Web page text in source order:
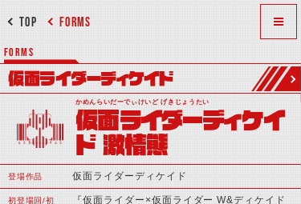
FORMS
TOP
FORMS
仮面ライダーディケイド
かめんらいだーでぃけいど げきじょうたい
仮面ライダーディケイ
ド 激情態
登場作品 仮面ライダーディケイド
初登場回/初
『仮面ライダー×仮面ライダー W&ディケイド